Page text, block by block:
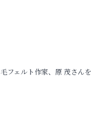
フェルト作家、原 茂さん